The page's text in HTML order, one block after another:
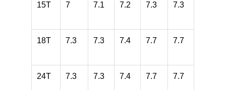
15T 7 7.1 7.2 7.3 7.3
18T 7.3 7.3 7.4 7.7 7.7
24T 7.3 7.3 7.4 7.7 7.7